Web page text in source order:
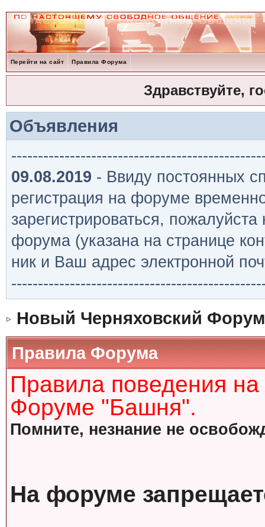
Перейти на сайт Правила Форума
Здравствуйте,
Объявления
09.08.2019 - Ввиду постоянных
регистрация на форуме
зарегистрироваться,
форума (указана на странице
ник и Ваш адрес электронной
Новый Черняховский Форум
Правила Форума
Правила поведения
Форуме "Башня".
Помните, незнание не
На форуме